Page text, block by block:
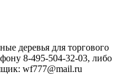
деревья для торгового
8-495-504-32-03, либо
wf777@mail.ru